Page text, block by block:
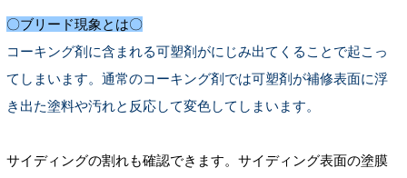
〇ブリード現象とは〇
コーキング剤に含まれる可塑剤がにじみ出てくることで起こっ
てしまいます。通常のコーキング剤では可塑剤が補修表面に浮
き出た塗料や汚れと反応して変色してしまいます。
サイディングの割れも確認できます。サイディング表面の塗膜